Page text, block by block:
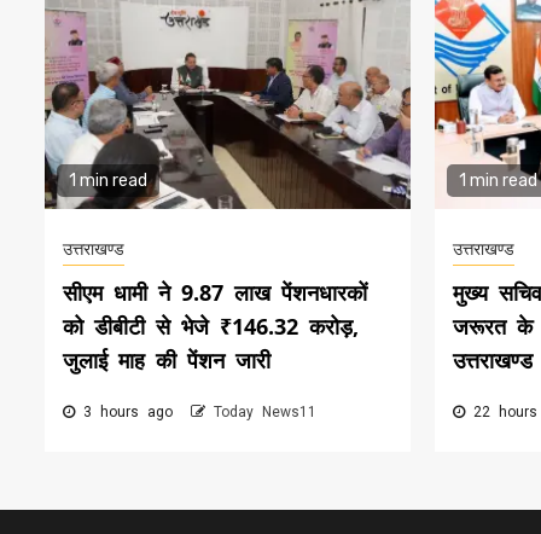
1 min read
उत्तराखण्ड
सीएम धामी ने 9.87 लाख पेंशनधारकों
को डीबीटी से भेजे ₹146.32 करोड़,
जुलाई माह की पेंशन जारी
3 hours ago Today News11
1 min read
उत्तराखण्ड
मुख्य
जरूरत के
22 hours